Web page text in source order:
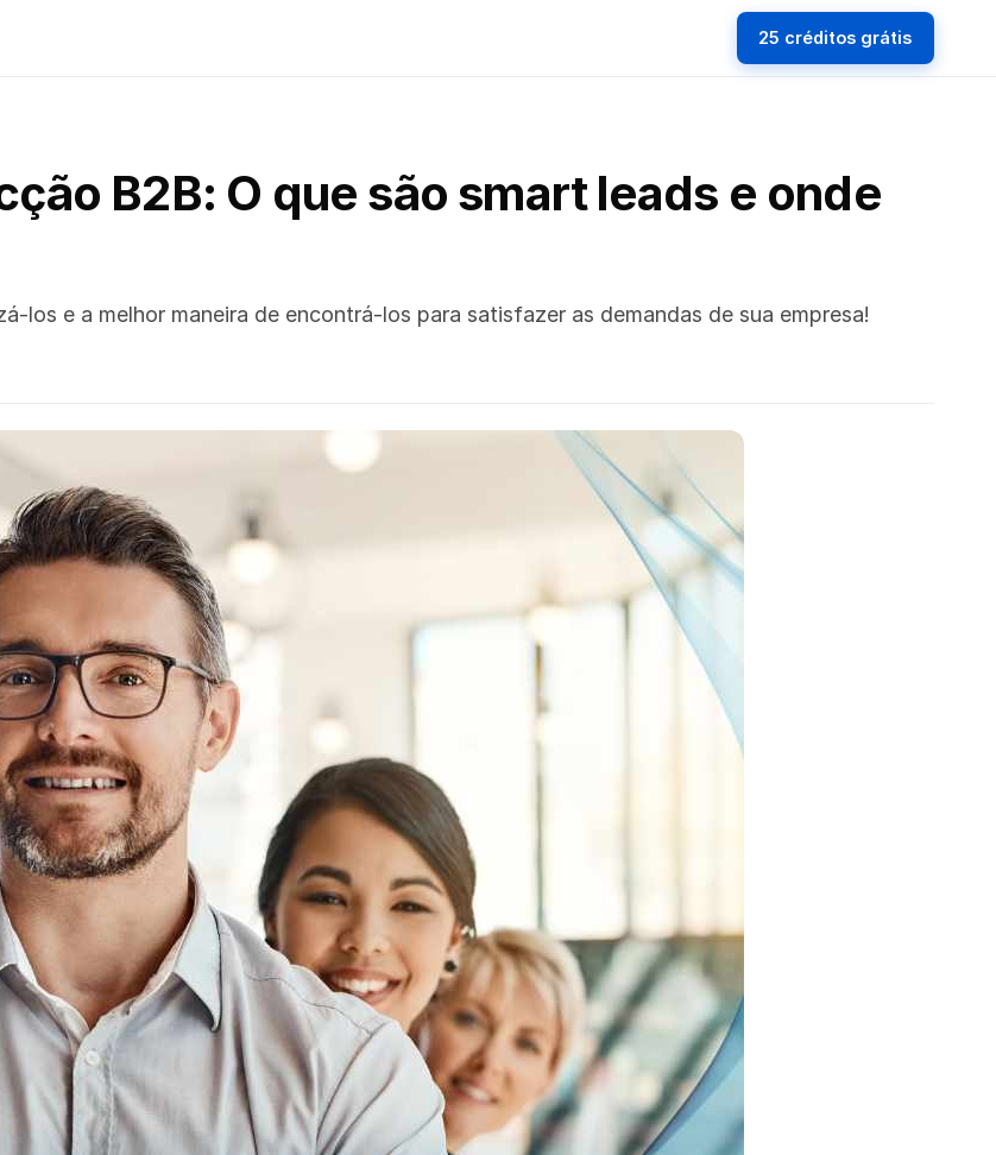
25 créditos grátis
B2B: O que são smart leads e onde
los e a melhor maneira de encontrá-los para satisfazer as demandas de sua empresa!